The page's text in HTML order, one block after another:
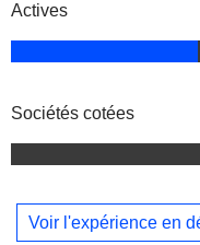
Actives
Sociétés cotées
Voir l'expérience en